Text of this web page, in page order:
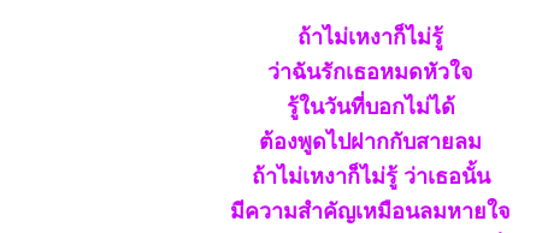
ถ้าไม่เหงาก็ไม่รู้
ว่าฉันรักเธอหมดหัวใจ
รู้ในวันที่บอกไม่ได้
ต้องพูดไปฝากกับสายลม
ถ้าไม่เหงาก็ไม่รู้ ว่าเธอนั้น
มีความสำคัญเหมือนลมหายใจ